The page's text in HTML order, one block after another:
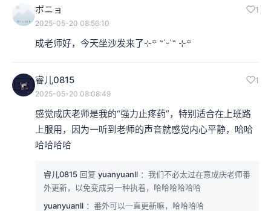
ポニョ 1
2025-05-20 08:56:10
成老师好，今天坐沙发来了⊹꙳ ˶˙ᵕ˙˶ ⊹꙳
睿儿0815 1
2025-05-20 08:08:49
感觉成庆老师是我的“强力止疼药”，特别适合在上班路
上服用，因为一听到老师的声音就感觉内心平静，哈哈
哈哈哈哈
睿儿0815 回复 yuanyuanll ：我们不必太过在意成庆老师番
外更新，以免变成另一种执着，哈哈哈哈哈哈
yuanyuanll ：番外可以一直更新嘛，哈哈哈哈